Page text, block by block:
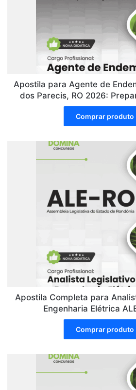
Apostila para Agente de
dos Parecis, RO 2026:
Comprar produto
Apostila Completa para
Engenharia Elétrica
Comprar produto